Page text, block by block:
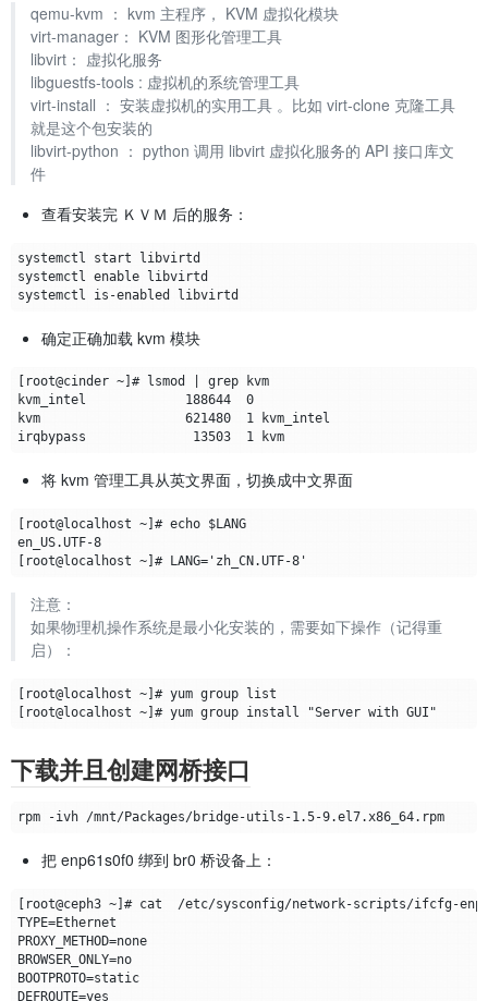
qemu-kvm ： kvm 主程序， KVM 虚拟化模块
virt-manager： KVM 图形化管理工具
libvirt： 虚拟化服务
libguestfs-tools : 虚拟机的系统管理工具
virt-install ： 安装虚拟机的实用工具 。比如 virt-clone 克隆工具
就是这个包安装的
libvirt-python ： python 调用 libvirt 虚拟化服务的 API 接口库文
件
查看安装完 ＫＶＭ 后的服务：
确定正确加载 kvm 模块
[root@cinder ~]# lsmod | grep kvm
irqbypass              13503  1 kvm
将 kvm 管理工具从英文界面，切换成中文界面
[root@localhost ~]# echo $LANG
en_US.UTF-8
注意：
如果物理机操作系统是最小化安装的，需要如下操作（记得重
启）：
下载并且创建网桥接口
rpm -ivh /mnt/Packages/bridge-utils-1.5-9.el7.x86_64.rpm
把 enp61s0f0 绑到 br0 桥设备上：
PROXY_METHOD=none
BROWSER_ONLY=no
BOOTPROTO=static